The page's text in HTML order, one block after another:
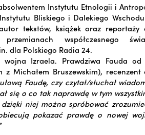
Instytutu Etnologii i
Bliskiego i Dalekiego
tekstów, książek oraz reportaży
współczesnego
dla Polskiego Radia 24.
wojna Izraela. Prawdziwa Fauda
z Michałem Bruszewskim),
Faudę, czy czytał/słuchał
się o co tak naprawdę w tym
niej można spróbować
pokazać prawdę o nowej